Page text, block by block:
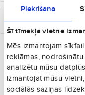
Piekrišana
Šī tīmekļa vietne
Mēs izmantojam
reklāmas,
analizētu mūsu
izmantojat mūsu
sociālās saziņas
Варшава Эдинбург
Другие города
могут Вам